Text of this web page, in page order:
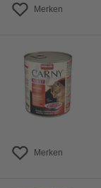
Merken
Merken